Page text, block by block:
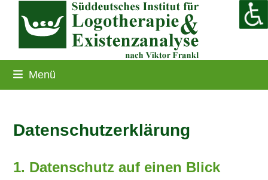
content
Menü
Datenschutz­erklärung
1. Datenschutz auf einen Blick